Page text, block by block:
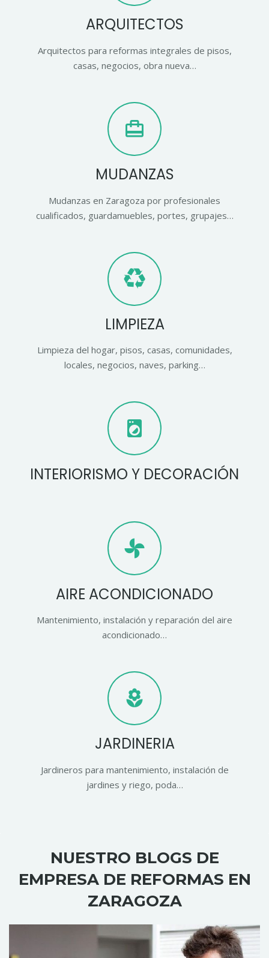
ARQUITECTOS
Arquitectos para reformas integrales de pisos,
casas, negocios, obra nueva…
card_travel
MUDANZAS
Mudanzas en Zaragoza por profesionales
cualificados, guardamuebles, portes, grupajes…
LIMPIEZA
Limpieza del hogar, pisos, casas, comunidades,
locales, negocios, naves, parking…
local_laundry_service
INTERIORISMO Y DECORACIÓN
toys
AIRE ACONDICIONADO
Mantenimiento, instalación y reparación del aire
acondicionado…
local_florist
JARDINERIA
Jardineros para mantenimiento, instalación de
jardines y riego, poda…
NUESTRO BLOGS DE
EMPRESA DE REFORMAS EN
ZARAGOZA